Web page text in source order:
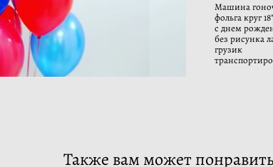
Машина
фольга круг
с днем
без рисунка
грузик
Также вам может